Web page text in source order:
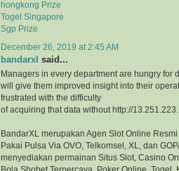
hongkong Prize
Togel Singapore
Sgp Prize
December 26, 2019 at 2:45 AM
bandarxl said...
Managers in every department are hungry for
will give them improved insight into their
frustrated with the difficulty
of acquiring that data without http://
BandarXL merupakan Agen Slot Online
Pakai Pulsa Via OVO, Telkomsel, XL, dan
menyediakan permainan Situs Slot, Casino